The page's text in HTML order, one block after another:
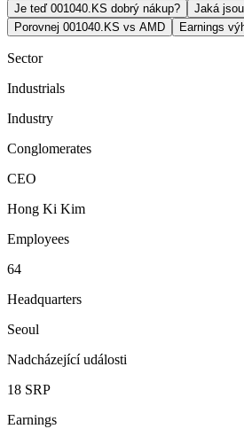
Je teď 001040.KS dobrý nákup?
Jaká
Porovnej 001040.KS vs AMD
Earnings
Sector
Industrials
Industry
Conglomerates
CEO
Hong Ki Kim
Employees
64
Headquarters
Seoul
Nadcházející události
18 SRP
Earnings